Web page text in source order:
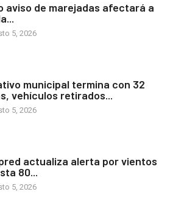
aviso de marejadas afectará a
5, 2026
municipal termina con 32
vehículos retirados...
5, 2026
actualiza alerta por vientos
80...
5, 2026